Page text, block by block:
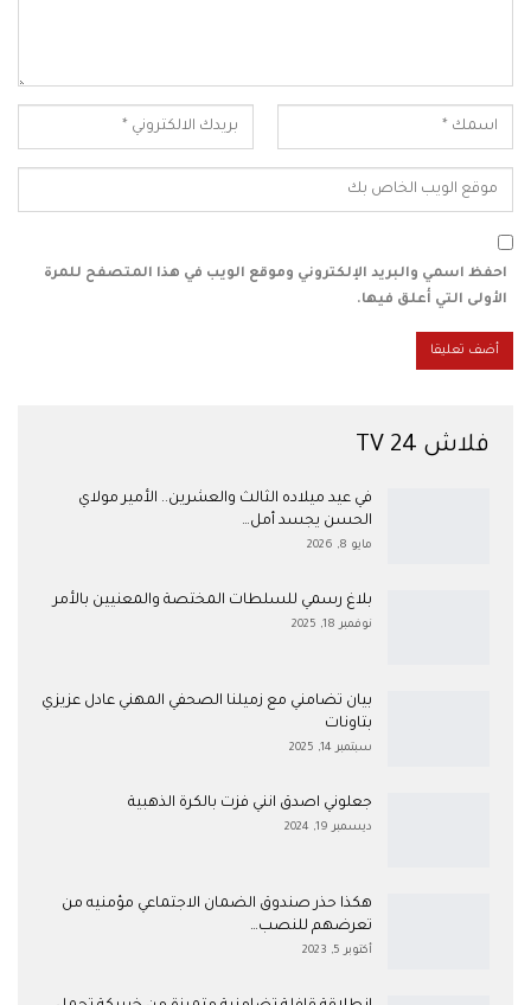
احفظ اسمي والبريد الإلكتروني وموقع الويب في هذا المتصفح للمرة
الأولى التي أعلق فيها.
فلاش 24 TV
في عيد ميلاده الثالث والعشرين.. الأمير مولاي
الحسن يجسد أمل…
مايو 8, 2026
بلاغ رسمي للسلطات المختصة والمعنيين بالأمر
نوفمبر 18, 2025
بيان تضامني مع زميلنا الصحفي المهني عادل عزيزي
بتاونات
سبتمبر 14, 2025
جعلوني اصدق انني فزت بالكرة الذهبية
ديسمبر 19, 2024
هكذا حذر صندوق الضمان الاجتماعي مؤمنيه من
تعرضهم للنصب…
أكتوبر 5, 2023